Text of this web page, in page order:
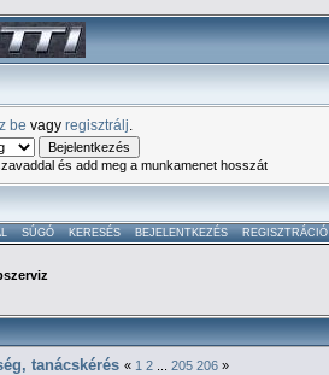
be vagy regisztrálj
és add meg a munkamenet hosszát
SÚGÓ KERESÉS BEJELENTKEZÉS REGISZTRÁCIÓ
tanácskérés « 1 2 205 206 »